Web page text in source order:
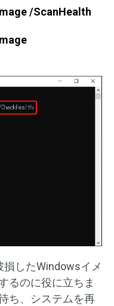
/ScanHealth
したWindowsイメ
るのに役に立ちま
ち、システムを再